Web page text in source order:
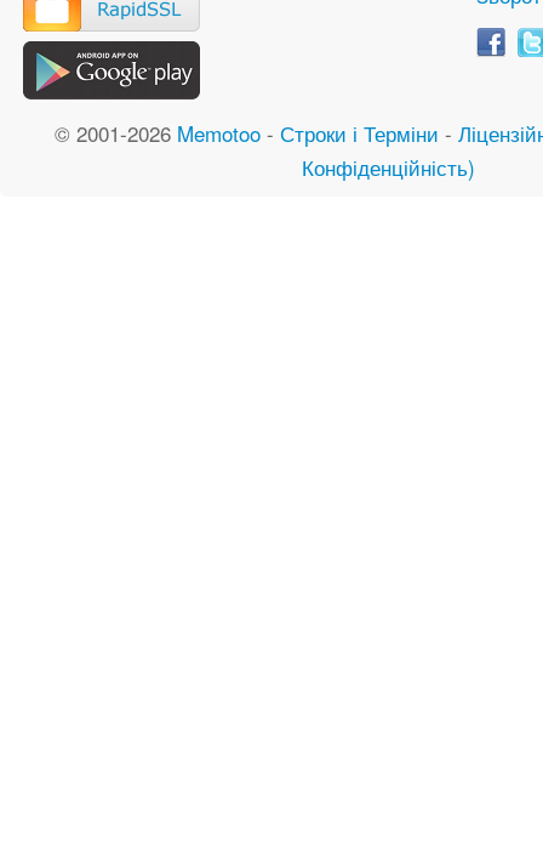
© 2001-2026 Memotoo - Строки і Терміни -
Конфіденційність)